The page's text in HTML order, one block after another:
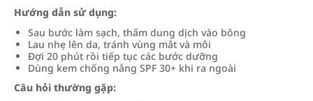
Hướng dẫn sử dụng:
Sau bước làm sạch, thấm dung dịch vào bông
Lau nhẹ lên da, tránh vùng mắt và môi
Đợi 20 phút rồi tiếp tục các bước dưỡng
Dùng kem chống nắng SPF 30+ khi ra ngoài
Câu hỏi thường gặp: